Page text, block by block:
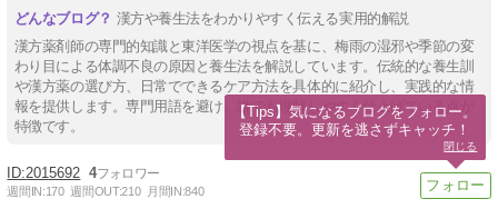
漢方や養生法をわかりやすく伝える実用的解説
漢方薬剤師の専門的知識と東洋医学の視点を基に、梅雨の湿邪や季節の変
わり目による体調不良の原因と養生法を解説しています。伝統的な養生訓
や漢方薬の選び方、日常でできるケア方法を具体的に紹介し、実践的な情
報を提供します。専門用語を避け、誰でも理解しやすく仕上げている点が
特徴です。
2015692 4
週間IN:170 週間OUT:210 月間IN:840
【Tips】気になるブログをフォロー。
登録不要。更新を逃さずキャッチ！
閉じる